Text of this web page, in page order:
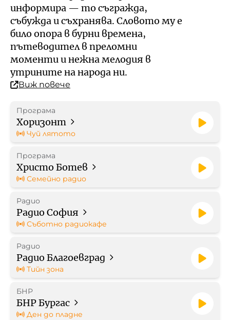
Контакти
Профил на купувача
Стратегически документи
Правилници
Протоколи
Бюджет
Отчети
Рекламни тарифи
Формуляр за медийно
партньорство
Работа в БНР
Контакти
Търгове
информира — то съгражда,
събужда и съхранява. Словото му е
било опора в бурни времена,
пътеводител в преломни
моменти и нежна мелодия в
утрините на народа ни.
Виж повече
Програма
Хоризонт
Чуй лятото
Програма
Христо Ботев
Семейно радио
Радио
Радио София
Съботно радиокафе
Радио
Радио Благоевград
Тийн зона
БНР
БНР Бургас
Ден до пладне